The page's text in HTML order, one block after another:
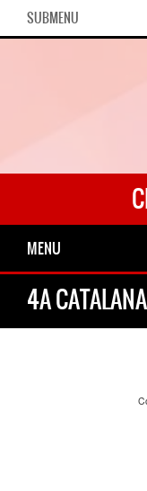
SUBMENU
MENU
4A CATALANA